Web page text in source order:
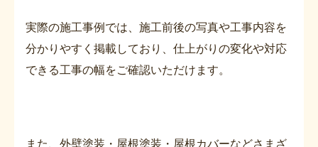
実際の施工事例では、施工前後の写真や工事内容を
分かりやすく掲載しており、仕上がりの変化や対応
できる工事の幅をご確認いただけます。
また、外壁塗装・屋根塗装・屋根カバーなどさまざ